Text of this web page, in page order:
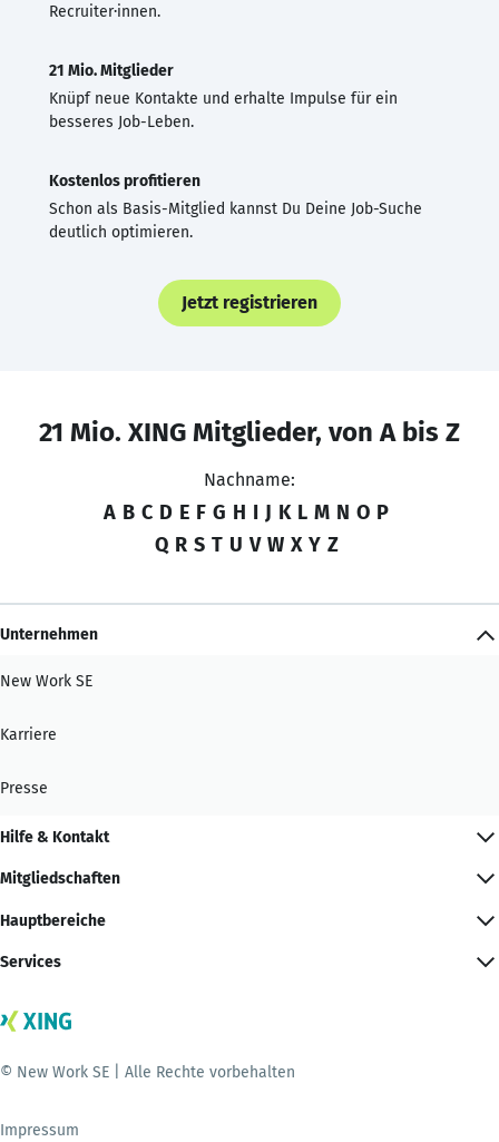
Recruiter·innen.
21 Mio. Mitglieder
Knüpf neue Kontakte und erhalte Impulse für ein
besseres Job-Leben.
Kostenlos profitieren
Schon als Basis-Mitglied kannst Du Deine Job-Suche
deutlich optimieren.
Jetzt registrieren
21 Mio. XING Mitglieder, von A bis Z
Nachname:
A B C D E F G H I J K L M N O P
Q R S T U V W X Y Z
Unternehmen
New Work SE
Karriere
Presse
Hilfe & Kontakt
Mitgliedschaften
Hauptbereiche
Services
© New Work SE | Alle Rechte vorbehalten
Impressum